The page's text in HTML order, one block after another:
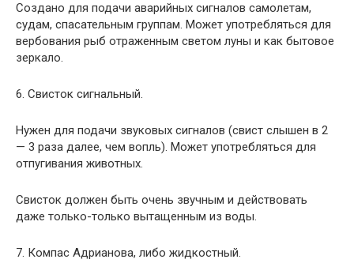
Создано для подачи аварийных сигналов самолетам,
судам, спасательным группам. Может употребляться для
вербования рыб отраженным светом луны и как бытовое
зеркало.
6. Свисток сигнальный.
Нужен для подачи звуковых сигналов (свист слышен в 2
— 3 раза далее, чем вопль). Может употребляться для
отпугивания животных.
Свисток должен быть очень звучным и действовать
даже только-только вытащенным из воды.
7. Компас Адрианова, либо жидкостный.